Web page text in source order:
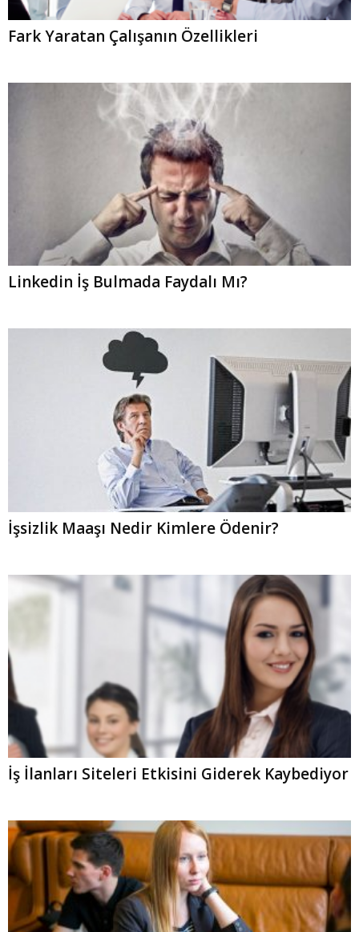
Fark Yaratan Çalışanın Özellikleri
Linkedin İş Bulmada Faydalı Mı?
İşsizlik Maaşı Nedir Kimlere Ödenir?
İş İlanları Siteleri Etkisini Giderek Kaybediyor